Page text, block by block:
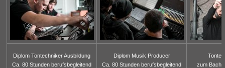
Diplom Tontechniker Ausbildung
Ca. 80 Stunden berufsbegleitend
Diplom Musik Producer
Ca. 80 Stunden berufsbegleitend
zum